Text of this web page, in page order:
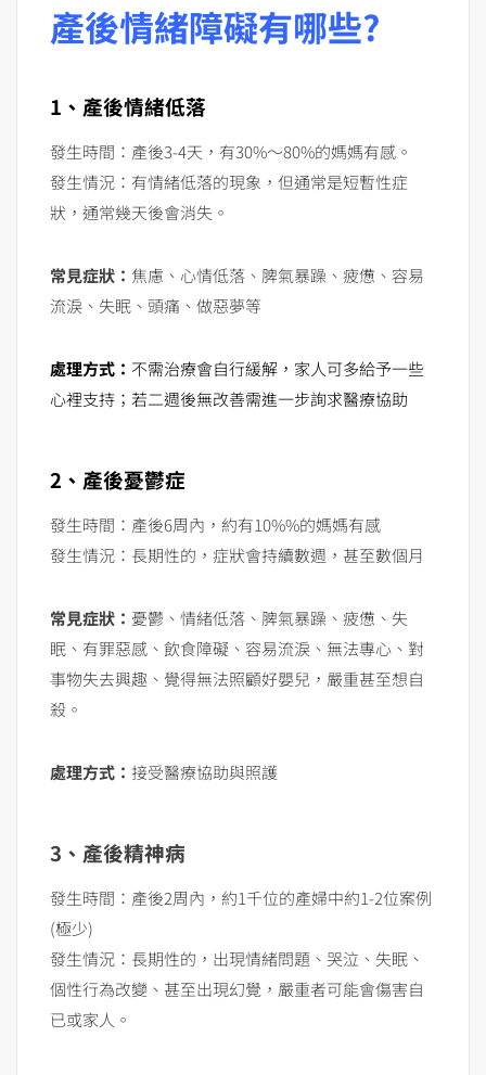
產後情緒障礙有哪些?
1、產後情緒低落
發生時間：產後3-4天，有30%～80%的媽媽有感。
發生情況：有情緒低落的現象，但通常是短暫性症
狀，通常幾天後會消失。
常見症狀： 焦慮、心情低落、脾氣暴躁、疲憊、容易
流淚、失眠、頭痛、做惡夢等
處理方式： 不需治療會自行緩解，家人可多給予一些
心裡支持；若二週後無改善需進一步詢求醫療協助
2、產後憂鬱症
發生時間：產後6周內，約有10%%的媽媽有感
發生情況：長期性的，症狀會持續數週，甚至數個月
常見症狀： 憂鬱、情緒低落、脾氣暴躁、疲憊、失
眠、有罪惡感、飲食障礙、容易流淚、無法專心、對
事物失去興趣、覺得無法照顧好嬰兒，嚴重甚至想自
殺。
處理方式： 接受醫療協助與照護
3、產後精神病
發生時間：產後2周內，約1千位的產婦中約1-2位案例
(極少)
發生情況：長期性的，出現情緒問題、哭泣、失眠、
個性行為改變、甚至出現幻覺，嚴重者可能會傷害自
已或家人。